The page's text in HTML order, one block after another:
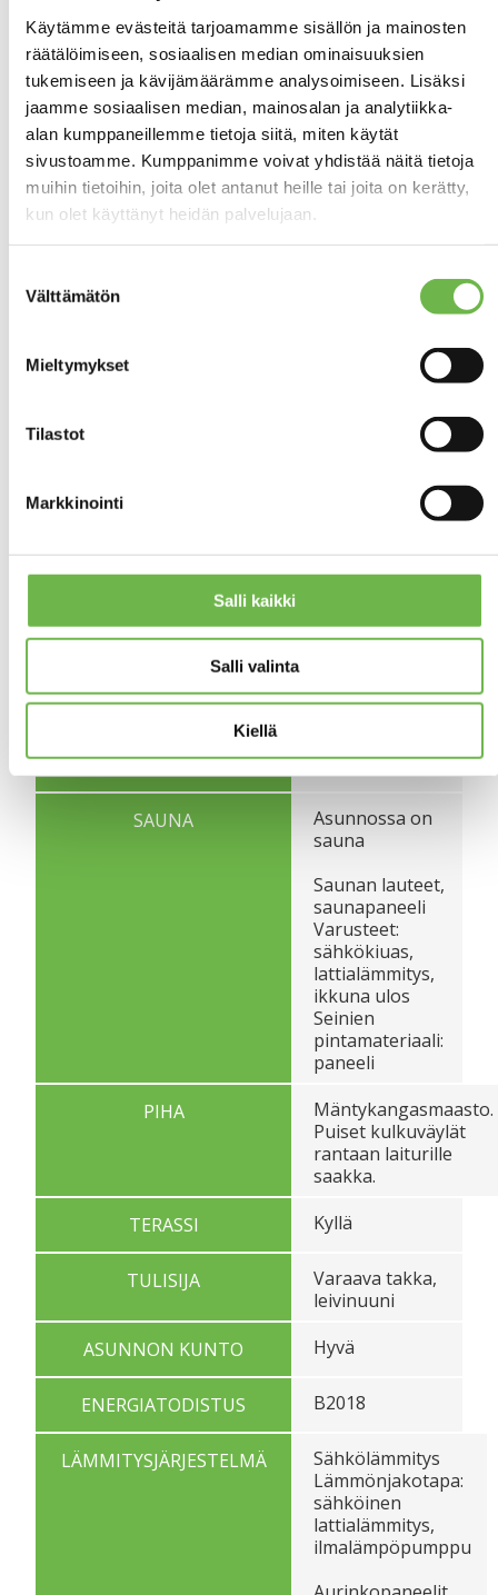
Käytämme evästeitä tarjoamamme sisällön ja mainosten
räätälöimiseen, sosiaalisen median ominaisuuksien
tukemiseen ja kävijämäärämme analysoimiseen. Lisäksi
jaamme sosiaalisen median, mainosalan ja analytiikka-
alan kumppaneillemme tietoja siitä, miten käytät
sivustoamme. Kumppanimme voivat yhdistää näitä tietoja
muihin tietoihin, joita olet antanut heille tai joita on kerätty,
kun olet käyttänyt heidän palvelujaan.
valinta
Välttämätön
Mieltymykset
Tilastot
Markkinointi
Salli kaikki
Salli valinta
Kiellä
vh,, ulkovar,
2xparv,
2xterassi +
Autotalli + AK
HUONEITA
2
ASUINPINTA-ALA 83 m²
KOKONAISPINTA-ALA 123 m²
RAKENNUSVUOSI
VELATON MYYNTIHINTA
MYYNTIHINTA
NELIÖHINTA 4 156,63 € / m²
Laskettu
myyntihinnasta.
Lisätiedot
PARVEKE Kyllä
SAUNA
Asunnossa on
sauna
Saunan lauteet,
saunapaneeli
Varusteet:
sähkökiuas,
lattialämmitys,
ikkuna ulos
Seinien
pintamateriaali:
paneeli
PIHA
Mäntykangasmaasto.
Puiset kulkuväylät
rantaan laiturille
saakka.
TERASSI
Kyllä
TULISIJA
Varaava takka,
leivinuuni
ASUNNON KUNTO
Hyvä
ENERGIATODISTUS B2018
LÄMMITYSJÄRJESTELMÄ
Sähkölämmitys
Lämmönjakotapa:
sähköinen
lattialämmitys,
ilmalämpöpumppu